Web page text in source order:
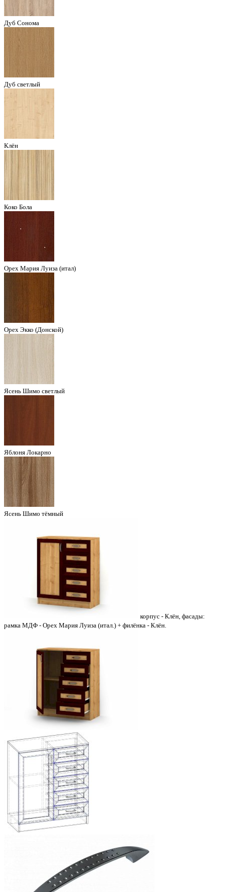
Дуб Сонома
Дуб светлый
Клён
Коко Бола
Орех Мария Луиза (итал)
Орех Экко (Донской)
Ясень Шимо светлый
Яблоня Локарно
Ясень Шимо тёмный
корпус - Клён, фасады:
рамка МДФ - Орех Мария Луиза (итал.) + филёнка - Клён.